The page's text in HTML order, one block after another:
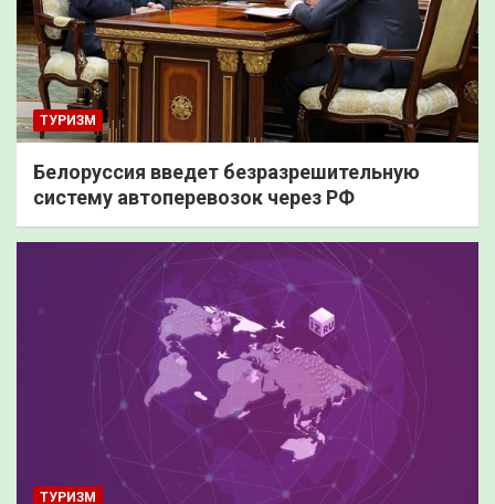
ТУРИЗМ
Белоруссия введет безразрешительную
систему автоперевозок через РФ
ТУРИЗМ